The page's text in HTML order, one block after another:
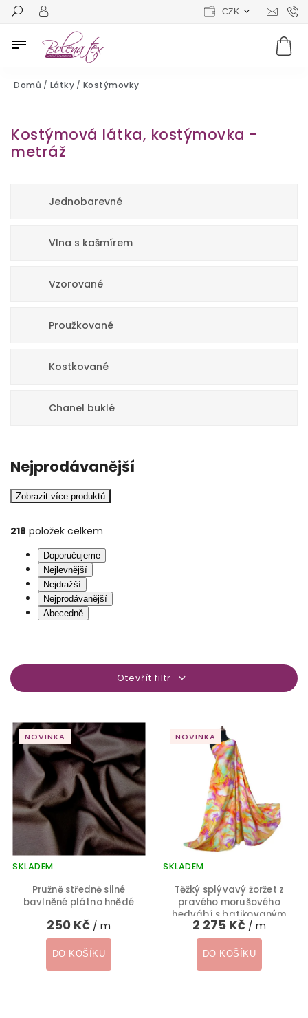
CZK
Domů / Látky / Kostýmovky
Kostýmová látka, kostýmovka -
metráž
Jednobarevné
Vlna s kašmírem
Vzorované
Proužkované
Kostkované
Chanel buklé
Nejprodávanější
Zobrazit více produktů
Doporučujeme
Nejlevnější
Nejdražší
Nejprodávanější
Abecedně
218 položek celkem
Otevřít filtr
NOVINKA
Pružně středně silné
bavlněné plátno hnědé
SKLADEM
250 Kč / m
DO KOŠÍKU
NOVINKA
Těžký splývavý žoržet z
pravého morušového
hedvábí s batikovaným
vzorem
SKLADEM
2 275 Kč / m
DO KOŠÍKU